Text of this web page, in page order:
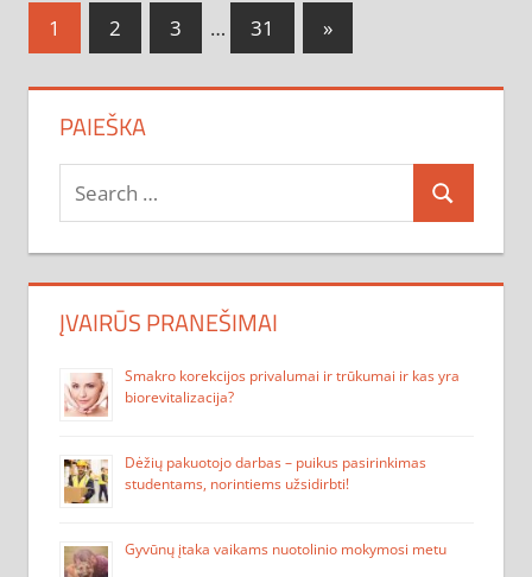
Navigacija
įrašų
1 2 3 … 31
Next
Posts
»
PAIEŠKA
Search
for:
Search
ĮVAIRŪS PRANEŠIMAI
Smakro korekcijos privalumai ir trūkumai ir kas yra
biorevitalizacija?
Dėžių pakuotojo darbas – puikus pasirinkimas
studentams, norintiems užsidirbti!
Gyvūnų įtaka vaikams nuotolinio mokymosi metu